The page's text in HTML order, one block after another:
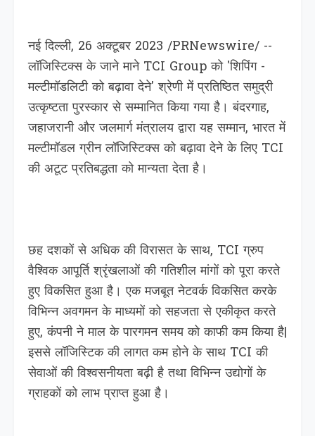
नई दिल्ली, 26 अक्टूबर 2023 /PRNewswire/ --
लॉजिस्टिक्स के जाने माने TCI Group को 'शिपिंग -
मल्टीमॉडलिटी को बढ़ावा देने' श्रेणी में प्रतिष्ठित समुद्री
उत्कृष्टता पुरस्कार से सम्मानित किया गया है। बंदरगाह,
जहाजरानी और जलमार्ग मंत्रालय द्वारा यह सम्मान, भारत में
मल्टीमॉडल ग्रीन लॉजिस्टिक्स को बढ़ावा देने के लिए TCI
की अटूट प्रतिबद्धता को मान्यता देता है।
छह दशकों से अधिक की विरासत के साथ, TCI ग्रुप
वैश्विक आपूर्ति श्रृंखलाओं की गतिशील मांगों को पूरा करते
हुए विकसित हुआ है। एक मजबूत नेटवर्क विकसित करके
विभिन्न अवगमन के माध्यमों को सहजता से एकीकृत करते
हुए, कंपनी ने माल के पारगमन समय को काफी कम किया है|
इससे लॉजिस्टिक की लागत कम होने के साथ TCI की
सेवाओं की विश्वसनीयता बढ़ी है तथा विभिन्न उद्योगों के
ग्राहकों को लाभ प्राप्त हुआ है।